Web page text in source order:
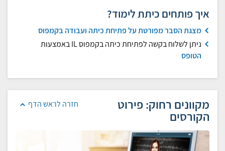
איך פותחים כיתת לימוד?
מצגת הסבר מפורטת על פתיחת כיתה ועבודה בקמפוס
ניתן לשלוח בקשה לפתיחת כיתה בקמפוס IL באמצעות
הטופס
חזרה לראש הדף מקוונים רחוק: פירוט
הקורסים